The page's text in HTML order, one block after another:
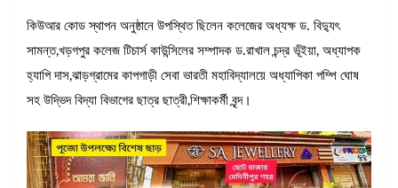
কিউআর কোড স্থাপন অনুষ্ঠানে উপস্থিত ছিলেন কলেজের অধ্যক্ষ ড. বিদ্যুৎ
সামন্ত,খড়গপুর কলেজ টিচার্স কাউন্সিলের সম্পাদক ড.রাখাল চন্দ্র ভূঁইয়া, অধ্যাপক
হ্যাপি দাস,ঝাড়গ্রামের কাপগাড়ী সেবা ভারতী মহাবিদ্যালয়ে অধ্যাপিকা পম্পি ঘোষ
সহ উদ্ভিদ বিদ্যা বিভাগের ছাত্র ছাত্রী,শিক্ষাকর্মী বৃন্দ।